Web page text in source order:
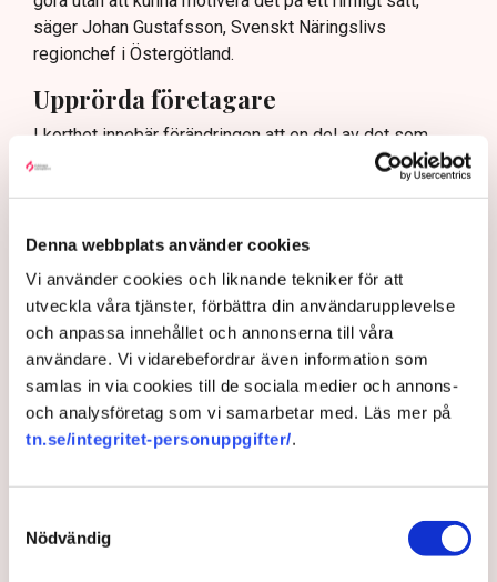
Denna webbplats använder cookies
Vi använder cookies och liknande tekniker för att
utveckla våra tjänster, förbättra din användarupplevelse
och anpassa innehållet och annonserna till våra
användare. Vi vidarebefordrar även information som
samlas in via cookies till de sociala medier och annons-
och analysföretag som vi samarbetar med. Läs mer på
tn.se/integritet-personuppgifter/.
Nödvändig
säger Johan Gustafsson, Svenskt Näringslivs
regionchef i Östergötland.
Upprörda företagare
I korthet innebär förändringen att en del av det som
kallas allmän platsmark ändras till att bli så kallad
kvartersmark. Allmän platsmark är till för allmänheten
exempel en uteservering, under begränsad tid och får
inte ha alltför omfattande konstruktioner som väggar
och inglasning.
– Det har funnits konstruktioner runt uteserveringarna
som inte varit öppna och sådana är inte tillåtna på
offentlig mark. Därför görs förändringarna, säger Maria
Egebäck, enhetschef på driftstöd och service i
Norrköping.
villkor. Det kräver dock en ändring i detaljplanen för
kommunen vilket är en tidskrävande process som kan